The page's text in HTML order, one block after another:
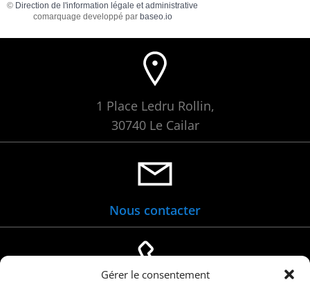
Gérer le consentement
© Direction de l'information légale et administrative
comarquage developpé par baseo.io
1 Place Ledru Rollin,
30740 Le Cailar
Nous contacter